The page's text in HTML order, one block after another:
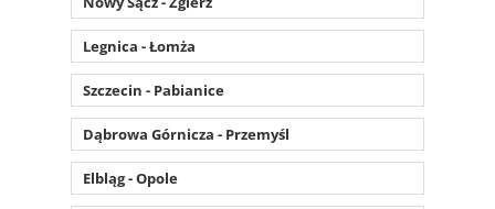
Legnica - Łomża
Szczecin - Pabianice
Dąbrowa Górnicza - Przemyśl
Elbląg - Opole